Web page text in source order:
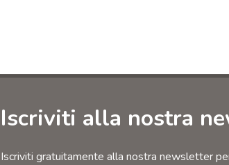
Iscriviti alla nostra
Iscriviti gratuitamente alla nostra newsletter